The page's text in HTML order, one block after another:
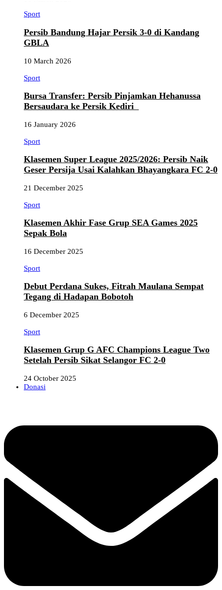
Sport
Persib Bandung Hajar Persik 3-0 di Kandang
GBLA
10 March 2026
Sport
Bursa Transfer: Persib Pinjamkan Hehanussa
Bersaudara ke Persik Kediri
16 January 2026
Sport
Klasemen Super League 2025/2026: Persib Naik
Geser Persija Usai Kalahkan Bhayangkara FC 2-0
21 December 2025
Sport
Klasemen Akhir Fase Grup SEA Games 2025
Sepak Bola
16 December 2025
Sport
Debut Perdana Sukes, Fitrah Maulana Sempat
Tegang di Hadapan Bobotoh
6 December 2025
Sport
Klasemen Grup G AFC Champions League Two
Setelah Persib Sikat Selangor FC 2-0
24 October 2025
Donasi